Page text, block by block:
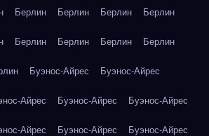
Берлин Берлин Берлин Берлин
Берлин Берлин Берлин Берлин
Буэнос-Айрес Буэнос-Айрес
Айрес Буэнос-Айрес Буэнос-Айрес
Айрес Буэнос-Айрес Буэнос-Айрес